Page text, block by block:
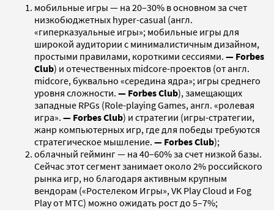
мобильные игры — на 20–30% в основном за счет
низкобюджетных hyper-casual (англ.
«гиперказуальные игры»; мобильные игры для
широкой аудитории с минималистичным дизайном,
простыми правилами, короткими сессиями. — Forbes
Club) и отечественных midcore-проектов (от англ.
midcore, буквально «середина ядра»; игры среднего
уровня сложности. — Forbes Club), замещающих
западные RPGs (Role-playing Games, англ. «ролевая
игра». — Forbes Club) и стратегии (игры-стратегии,
жанр компьютерных игр, где для победы требуются
стратегическое мышление. — Forbes Club);
облачный гейминг — на 40–60% за счет низкой базы.
Сейчас этот сегмент занимает около 2% российского
рынка игр, но благодаря активным крупным
вендорам («Ростелеком Игры», VK Play Cloud и Fog
Play от МТС) можно ожидать рост до 5–7%;